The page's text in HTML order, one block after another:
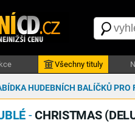
Všechny tituly
HUDEBNÍCH BALÍČKŮ PRO
-CHRISTMAS